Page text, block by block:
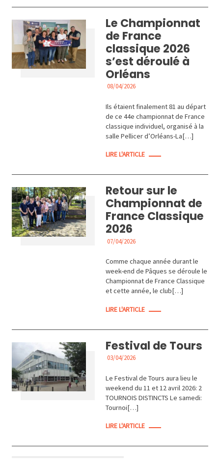
Le Championnat
de France
classique 2026
s’est déroulé à
Orléans
08/04/2026
Ils étaient finalement 81 au départ
de ce 44e championnat de France
classique individuel, organisé à la
salle Pellicer d’Orléans-La[…]
LIRE L'ARTICLE
Retour sur le
Championnat de
France Classique
2026
07/04/2026
Comme chaque année durant le
week-end de Pâques se déroule le
Championnat de France Classique
et cette année, le club[…]
LIRE L'ARTICLE
Festival de Tours
03/04/2026
Le Festival de Tours aura lieu le
weekend du 11 et 12 avril 2026: 2
TOURNOIS DISTINCTS Le samedi:
Tournoi[…]
LIRE L'ARTICLE